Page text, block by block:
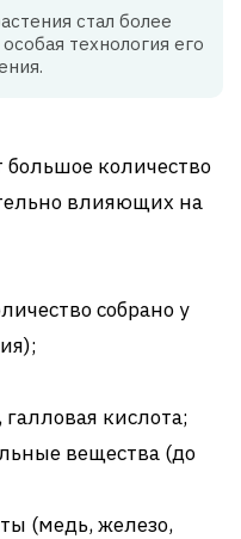
стал более
технология его
количество
влияющих на
собрано у
кислота;
вещества (до
(медь, железо,